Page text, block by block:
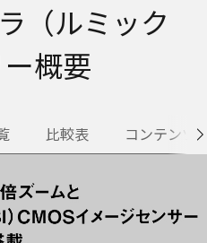
（ルミック
概要
比較表 コンテンツ